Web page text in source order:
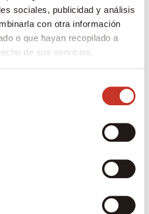
sociales, publicidad y análisis
con otra información
o que hayan recopilado a
de sus servicios.
Junio 2026
– Marzo 2026
-Marzo 2026
recientes